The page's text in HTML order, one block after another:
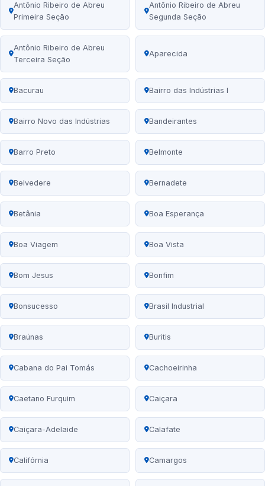
Antônio Ribeiro de Abreu
Primeira Seção
Antônio Ribeiro de Abreu
Segunda Seção
Antônio Ribeiro de Abreu
Terceira Seção
Aparecida
Bacurau Bairro das Indústrias I
Bairro Novo das Indústrias Bandeirantes
Barro Preto Belmonte
Belvedere Bernadete
Betânia Boa Esperança
Boa Viagem Boa Vista
Bom Jesus Bonfim
Bonsucesso Brasil Industrial
Braúnas Buritis
Cabana do Pai Tomás Cachoeirinha
Caetano Furquim Caiçara
Caiçara-Adelaide Calafate
Califórnia Camargos